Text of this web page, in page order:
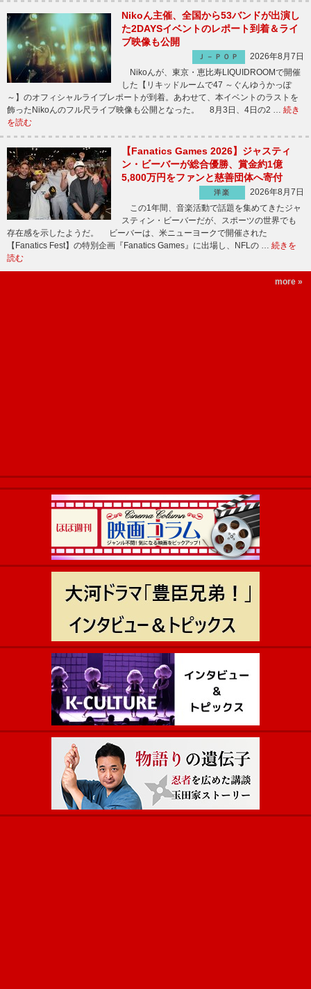
Nikoん主催、全国から53バンドが出演し
た2DAYSイベントのレポート到着＆ライ
ブ映像も公開
Ｊ－ＰＯＰ
2026年8月7日
Nikoんが、東京・恵比寿LIQUIDROOMで開催
した【リキッドルームで47 ～ぐんゆうかっぽ
～】のオフィシャルライブレポートが到着。あわせて、本イベントのラストを
飾ったNikoんのフル尺ライブ映像も公開となった。 8月3日、4日の2 … 続き
を読む
【Fanatics Games 2026】ジャスティ
ン・ビーバーが総合優勝、賞金約1億
5,800万円をファンと慈善団体へ寄付
洋楽
2026年8月7日
この1年間、音楽活動で話題を集めてきたジャ
スティン・ビーバーだが、スポーツの世界でも
存在感を示したようだ。 ビーバーは、米ニューヨークで開催された
【Fanatics Fest】の特別企画『Fanatics Games』に出場し、NFLの … 続きを
読む
more »